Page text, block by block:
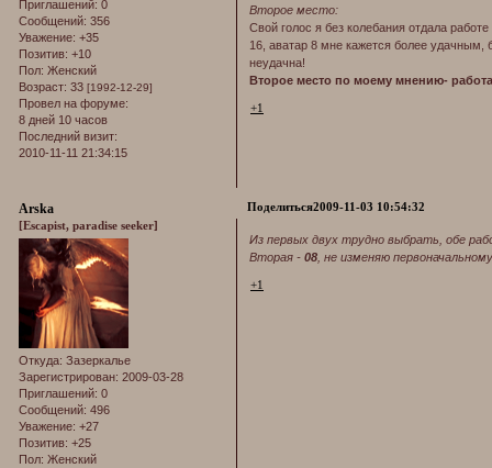
Приглашений: 0
Сообщений: 356
Уважение: +35
Позитив: +10
Пол: Женский
Возраст: 33 [1992-12-29]
Провел на форуме:
8 дней 10 часов
Последний визит:
2010-11-11 21:34:15
Второе место:
Свой голос я без колебания отдала
16, аватар 8 мне кажется более удачным,
неудачна!
Второе место по моему мнению-
+1
Поделиться2009-11-03 10:54:32
Arska
[Escapist, paradise seeker]
Откуда: Зазеркалье
Зарегистрирован: 2009-03-28
Приглашений: 0
Сообщений: 496
Уважение: +27
Позитив: +25
Пол: Женский
Из первых двух трудно выбрать, обе
Вторая - 08 , не изменяю
+1